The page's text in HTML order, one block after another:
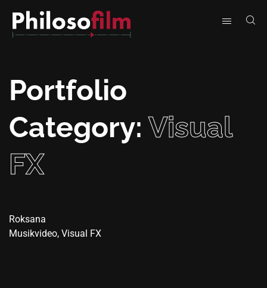
Portfolio
Category:Visual
FX
Roksana
Musikvideo, Visual FX